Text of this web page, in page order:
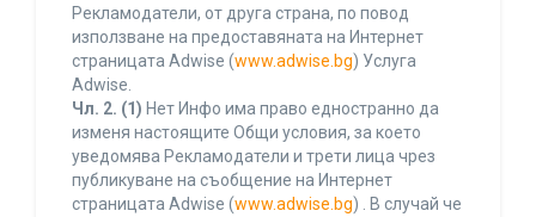
Рекламодатели, от друга страна, по повод
използване на предоставяната на Интернет
страницата Adwise (www.adwise.bg) Услуга
Adwise.
Чл. 2. (1) Нет Инфо има право едностранно да
изменя настоящите Общи условия, за което
уведомява Рекламодатели и трети лица чрез
публикуване на съобщение на Интернет
страницата Adwise (www.adwise.bg) . В случай че